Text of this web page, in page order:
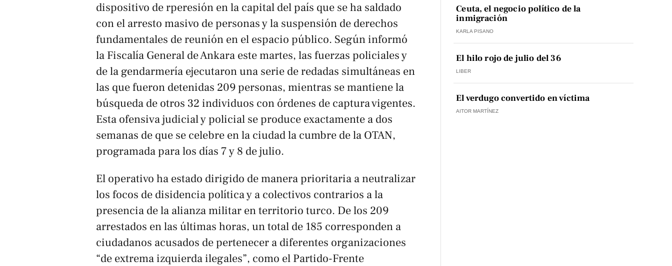
dispositivo de rperesión en la capital del país que se ha saldado
con el arresto masivo de personas y la suspensión de derechos
fundamentales de reunión en el espacio público. Según informó
la Fiscalía General de Ankara este martes, las fuerzas policiales y
de la gendarmería ejecutaron una serie de redadas simultáneas en
las que fueron detenidas 209 personas, mientras se mantiene la
búsqueda de otros 32 individuos con órdenes de captura vigentes.
Esta ofensiva judicial y policial se produce exactamente a dos
semanas de que se celebre en la ciudad la cumbre de la OTAN,
programada para los días 7 y 8 de julio.
El operativo ha estado dirigido de manera prioritaria a neutralizar
los focos de disidencia política y a colectivos contrarios a la
presencia de la alianza militar en territorio turco. De los 209
arrestados en las últimas horas, un total de 185 corresponden a
ciudadanos acusados de pertenecer a diferentes organizaciones
“de extrema izquierda ilegales”, como el Partido-Frente
Ceuta, el negocio político de la
inmigración
KARLA PISANO
El hilo rojo de julio del 36
LIBER
El verdugo convertido en víctima
AITOR MARTÍNEZ